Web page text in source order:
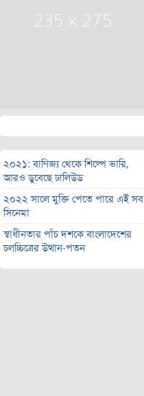
২০২১: বাণিজ্য থেকে শিল্পে ভারি,
আরও ডুবেছে ঢালিউড
২০২২ সালে মুক্তি পেতে পারে এই সব
সিনেমা
স্বাধীনতার পাঁচ দশকে বাংলাদেশের
চলচ্চিত্রের উত্থান-পতন